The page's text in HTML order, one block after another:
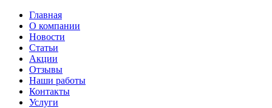
Главная
О компании
Новости
Статьи
Акции
Отзывы
Наши работы
Контакты
Услуги